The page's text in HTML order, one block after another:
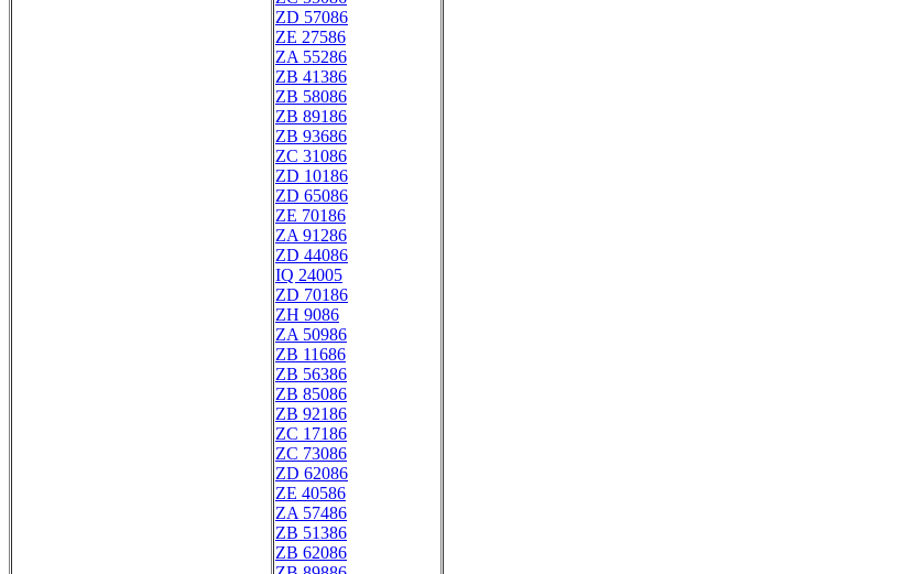
ZD 57086
ZE 27586
ZA 55286
ZB 41386
ZB 58086
ZB 89186
ZB 93686
ZC 31086
ZD 10186
ZD 65086
ZE 70186
ZA 91286
ZD 44086
IQ 24005
ZD 70186
ZH 9086
ZA 50986
ZB 11686
ZB 56386
ZB 85086
ZB 92186
ZC 17186
ZC 73086
ZD 62086
ZE 40586
ZA 57486
ZB 51386
ZB 62086